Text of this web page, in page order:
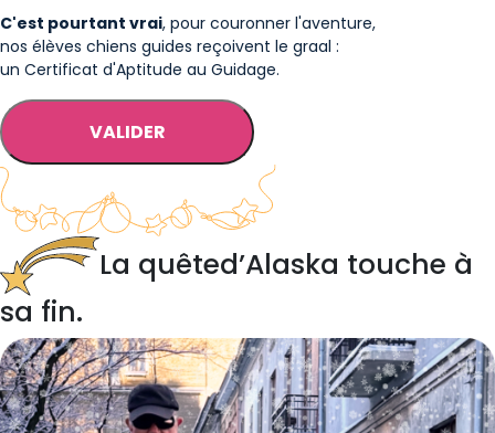
C'est pourtant vrai, pour couronner l'aventure,
nos élèves chiens guides reçoivent le graal :
un Certificat d'Aptitude au Guidage.
VALIDER
La quêted’Alaska touche à
sa fin.